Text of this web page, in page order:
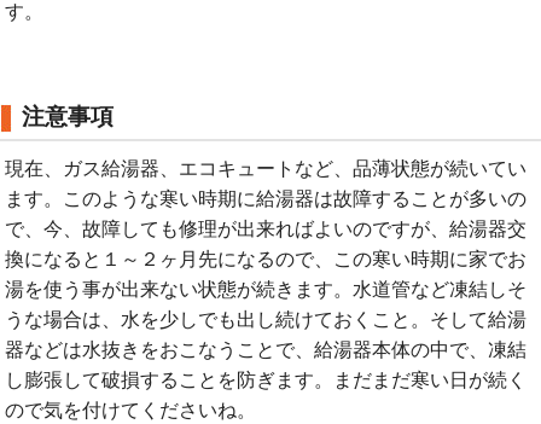
す。
注意事項
現在、ガス給湯器、エコキュートなど、品薄状態が続いてい
ます。このような寒い時期に給湯器は故障することが多いの
で、今、故障しても修理が出来ればよいのですが、給湯器交
換になると１～２ヶ月先になるので、この寒い時期に家でお
湯を使う事が出来ない状態が続きます。水道管など凍結しそ
うな場合は、水を少しでも出し続けておくこと。そして給湯
器などは水抜きをおこなうことで、給湯器本体の中で、凍結
し膨張して破損することを防ぎます。まだまだ寒い日が続く
ので気を付けてくださいね。